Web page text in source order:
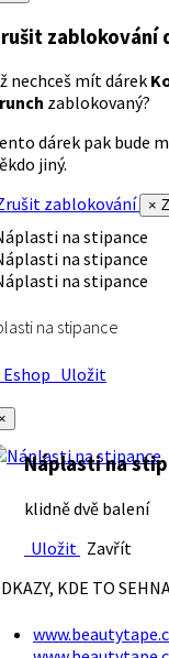
zablokování
nechceš mít dárek
zablokovaný?
dárek pak bude
jiný.
zablokování
×
na stipance
Uložit
Náplasti na
klidně dvě balení
Uložit Zavřít
KDE TO